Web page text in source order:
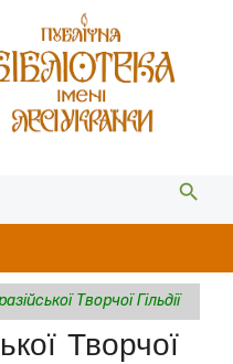
Творчої Гільдії
Творчої